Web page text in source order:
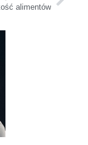
alimentów